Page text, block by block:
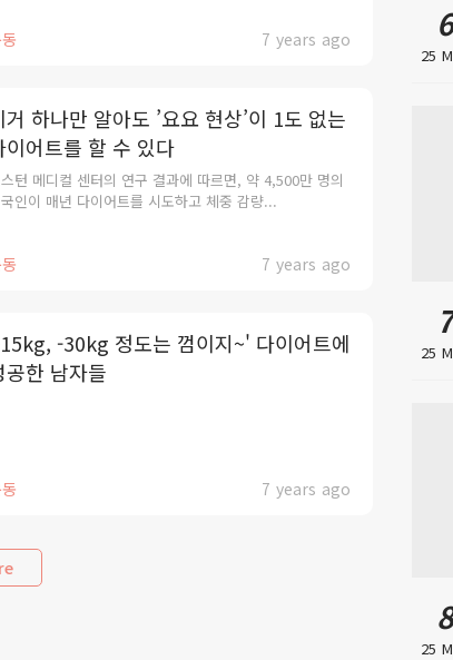
7 years ago
7 years ago
거 하나만 알아도 ’요요 현상’이 1도 없는
이어트를 할 수 있다
턴 메디컬 센터의 연구 결과에 따르면, 약 4,500만 명의
인이 매년 다이어트를 시도하고 체중 감량...
7 years ago
15kg, -30kg 정도는 껌이지~' 다이어트에
공한 남자들
6
25
7
25
8
25